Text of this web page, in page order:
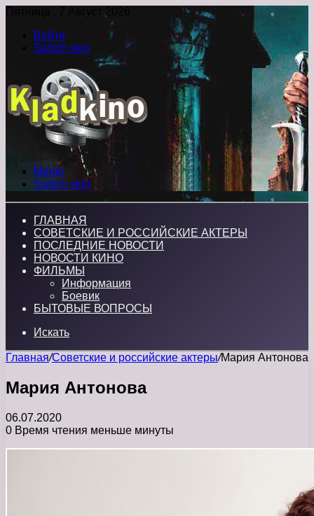
Пятница , 7 Август 2026
Войти
Switch skin
Меню
Switch skin
ГЛАВНАЯ
СОВЕТСКИЕ И РОССИЙСКИЕ АКТЕРЫ
ПОСЛЕДНИЕ НОВОСТИ
НОВОСТИ КИНО
ФИЛЬМЫ
Информация
Боевик
БЫТОВЫЕ ВОПРОСЫ
Искать
Главная/Советские и российские актеры/Мария Антонова
Мария Антонова
06.07.2020
0 Время чтения меньше минуты